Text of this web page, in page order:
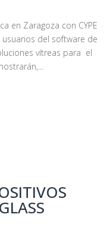
en Zaragoza con CYPE
del software de
vítreas para el